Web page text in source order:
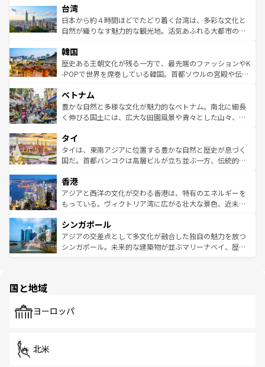
情報は
人々、おいしいローカルフードやハワイアンミュージッ
ク、伝統的なフラダンスなど、すべてがハワイの魅力を彩
っている。訪れるたびに新しい発見と感動が待っているハ
はコンテンツ一覧
リアリーフや大陸中央部にそびえるウルル（エアーズロッ
ク）、タスマニアの美しい原生林やケアンズの熱帯雨林な
ど、見どころがたくさん。また、カフェやワイン、オージ
いる。アクティビティも充実しており、サーフィンやダイ
ビング、ハイキングなど、アウトドア好きにはたまらな
い。オーストラリアの多彩な魅力を存分に味わいつくそ
参照してほしい。
台湾
日本から約４時間ほどでたどり着く台湾は、多彩な文化と
自然が織りなす魅力的な観光地。活気あふれる大都市の台
ン）、静ひつな山岳地帯である台湾東部など、都市の喧騒
と山間の静けさが共存しており、訪れる人に新しい発見と
驚きをもたらしてくれる。また、奥深い台湾の食文化も魅
容にもいいと評判のスイーツなど、バラエティ豊かな料理
が味わえる。 なお、新着の台湾情報は コンテンツ一覧を参
照してほしい。
韓国
歴史ある王朝文化が残る一方で、最先端のファッションやK
-POPで世界を席巻している韓国。首都ソウルの宮殿や伝統
き、地方に足を延ばせば四季折々の自然美を楽しむことが
できる。そして、キムチや焼肉、絶品のストリートフード
まで、さまざまな韓国料理が待っている。夜には、韓国な
リティに包まれながら、韓国の多彩な魅力を心ゆくまで味
わってみてほしい。 なお、新着の韓国情報はコンテンツ一
覧を参照してほしい。
ベトナム
豊かな自然と多様な文化が魅力的なベトナム。南北に細長
く伸びる国土には、広大な田園風景や青々とした山々、世
急速な発展と共に伝統が息づく。ハノイの古い町並みやホ
ーチミン市のフランス統治時代の建物も、独特の雰囲気を
醸し出している。また、バラエティの豊かさとおいしさで
とつ。フォーやバインミー、ベトナムコーヒーなどは、ぜ
ひ現地で味わいたい。どの地域を訪れてもあたたかい人々
が旅行者を迎えてくれるので、きっと忘れられない旅にな
参照してほしい。
タイ
タイは、東南アジアに位置する豊かな自然と歴史が息づく
国だ。首都バンコクは高層ビルが立ち並ぶ一方、伝統的な
の活気が交差している。北部ではチェンマイなどの山岳地
帯で自然と触れ合い、南部ではプーケットやクラビの美し
いビーチでリゾート気分を楽しむことができる。タイ料理
激する。気候は一年中温暖で、どの季節にも異なる楽しみ
が待っている。親しみやすいタイの人々、仏教を中心とし
た文化、そして多様な観光資源が、訪れる旅人を魅了し続
香港
アジアと西洋の文化が交わる香港は、特有のエネルギーを
もっている。ヴィクトリア湾に広がる壮大な景色、近未来
み、どこを訪れても感動するはず。観光スポットが密集し
ており、効率よく見どころを回れるのも魅力。息をのむよ
うな絶景から文化的な体験まで、香港を存分に楽しみ尽く
シンガポール
アジアの交差点として多文化が融合した独自の魅力を放つ
シンガポール。未来的な建築物が並ぶマリーナベイ、歴史
で、ホーカーズは地元の風情を楽しめる外せないスポット
国と地域
ヨーロッパ
北米